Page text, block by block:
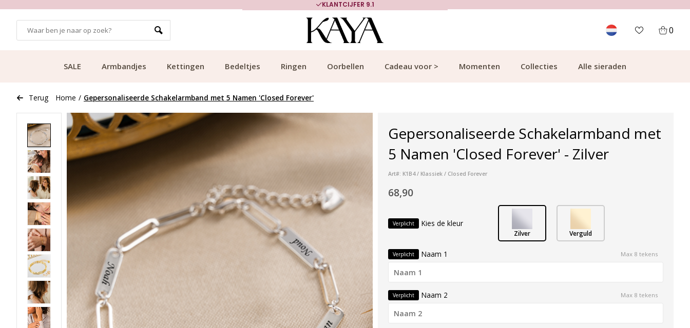
KLANTCIJFER 9.1
0
SALE Armbandjes Kettingen Bedeltjes Ringen Oorbellen Cadeau voor > Momenten Collecties Alle sieraden
Terug Home / Gepersonaliseerde Schakelarmband met 5 Namen 'Closed Forever'
Gepersonaliseerde Schakelarmband met
5 Namen 'Closed Forever' - Zilver
Art#: K1B4 / Klassiek / Closed Forever
68,90
Verplicht Kies de kleur
Zilver Verguld
Verplicht Naam 1 Max 8 tekens
Verplicht Naam 2 Max 8 tekens